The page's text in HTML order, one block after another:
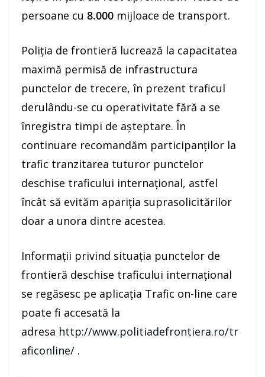
persoane cu 8.000 mijloace de transport.
Poliția de frontieră lucrează la capacitatea
maximă permisă de infrastructura
punctelor de trecere, în prezent traficul
derulându-se cu operativitate fără a se
înregistra timpi de aşteptare. În
continuare recomandăm participanţilor la
trafic tranzitarea tuturor punctelor
deschise traficului internaţional, astfel
încât să evităm apariţia suprasolicitărilor
doar a unora dintre acestea.
Informaţii privind situaţia punctelor de
frontieră deschise traficului internaţional
se regăsesc pe aplicaţia Trafic on-line care
poate fi accesată la
adresa http://www.politiadefrontiera.ro/tr
aficonline/ .